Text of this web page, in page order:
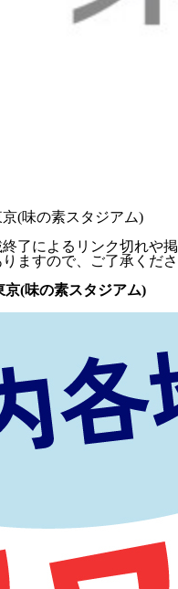
(味の素スタジアム)
了によるリンク切れや掲
ますので、ご了承くださ
(味の素スタジアム)